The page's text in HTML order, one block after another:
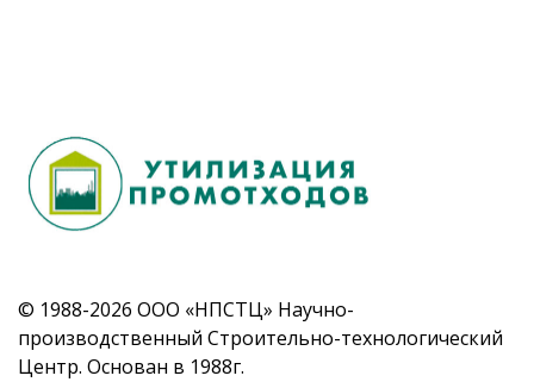
© 1988-2026 ООО «НПСТЦ» Научно-
производственный Строительно-технологический
Центр. Основан в 1988г.